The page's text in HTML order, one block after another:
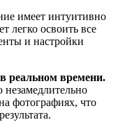
имеет интуитивно
легко освоить все
и настройки
реальном времени.
фотографиях, что